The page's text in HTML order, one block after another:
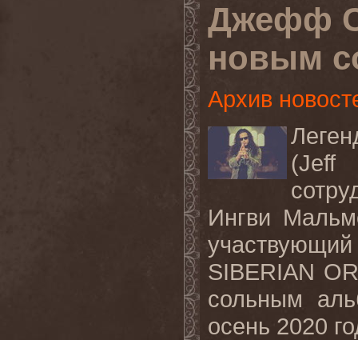
Джефф
новым
Архив
Ингви
SIBERIAN
сольным
осень 2020